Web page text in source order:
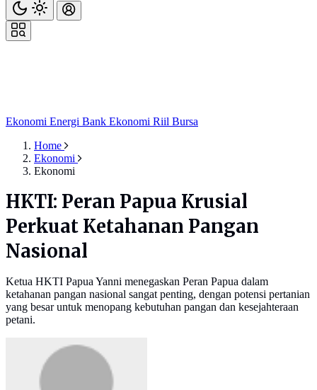
Ekonomi Energi Bank Ekonomi Riil Bursa
Home
Ekonomi
Ekonomi
HKTI: Peran Papua Krusial
Perkuat Ketahanan Pangan
Nasional
Ketua HKTI Papua Yanni menegaskan Peran Papua dalam
ketahanan pangan nasional sangat penting, dengan potensi pertanian
yang besar untuk menopang kebutuhan pangan dan kesejahteraan
petani.